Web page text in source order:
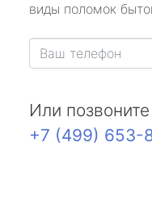
виды поломок
Или
+7 (499) 653-